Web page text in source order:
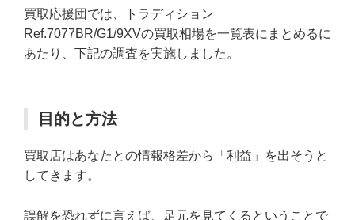
買取応援団では、トラディション
Ref.7077BR/G1/9XVの買取相場を一覧表にまとめるに
あたり、下記の調査を実施しました。
目的と方法
買取店はあなたとの情報格差から「利益」を出そうと
してきます。
誤解を恐れずに言えば、足元を見てくるということで